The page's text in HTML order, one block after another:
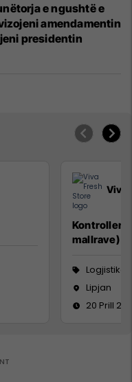
e ngushtë e
amendamentin
presidentin
Viva
Kontroller
mallrave)
Logjistikë
Lipjan
20 Prill